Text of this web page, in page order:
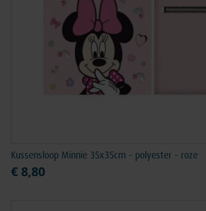
Kussensloop Minnie 35x35cm - polyester - roze
€ 8,80